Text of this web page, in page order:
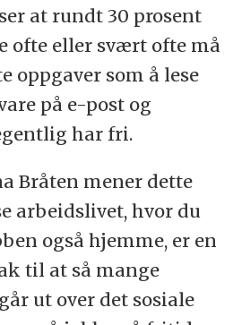
at rundt 30 prosent
ofte eller svært ofte må
oppgaver som å lese
på e-post og
har fri.
Bråten mener dette
arbeidslivet, hvor du
også hjemme, er en
til at så mange
ut over det sosiale